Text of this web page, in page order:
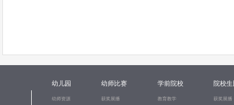
幼儿园
幼师资源
幼师比赛
获奖展播
学前院校
教育教学
院校
获奖展播